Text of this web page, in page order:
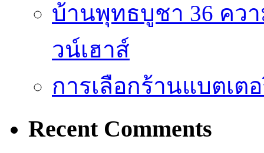
บ้านพุทธบูชา 36 คว
วน์เฮาส์
การเลือกร้านแบตเต
Recent Comments